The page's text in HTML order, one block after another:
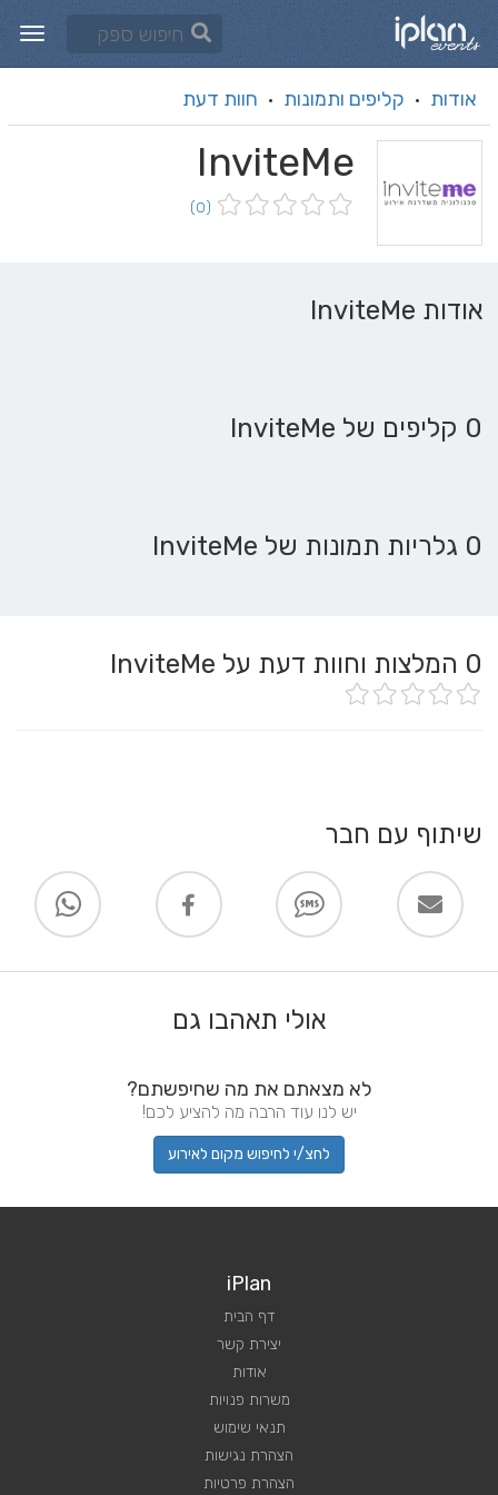
אודות · קליפים ותמונות · חוות דעת
InviteMe
(0)
אודות InviteMe
0 קליפים של InviteMe
0 גלריות תמונות של InviteMe
0 המלצות וחוות דעת על InviteMe
שיתוף עם חבר
אולי תאהבו גם
לא מצאתם את מה שחיפשתם?
יש לנו עוד הרבה מה להציע לכם!
לחצ/י לחיפוש מקום לאירוע
iPlan
דף הבית
יצירת קשר
אודות
משרות פנויות
תנאי שימוש
הצהרת נגישות
הצהרת פרטיות